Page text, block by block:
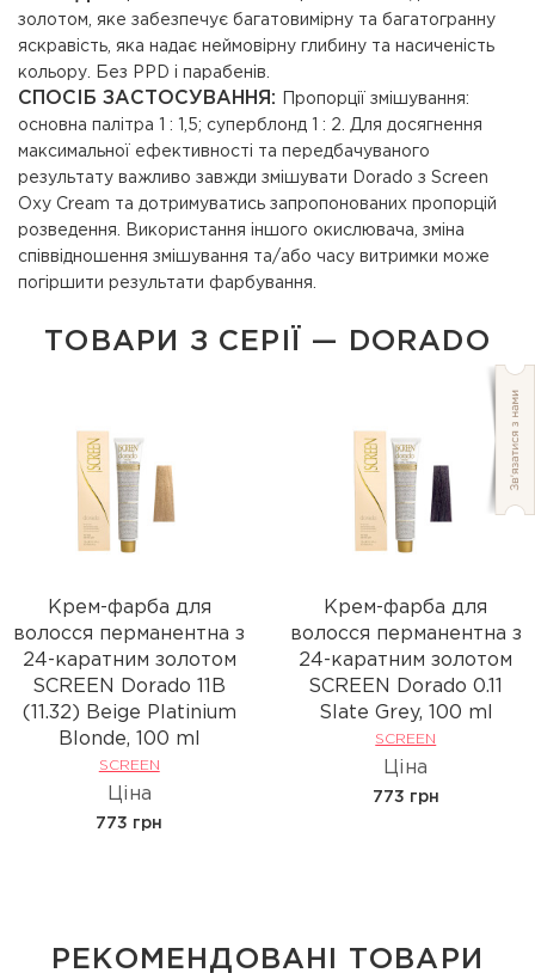
золотом, яке забезпечує багатовимірну та багатогранну
яскравість, яка надає неймовірну глибину та насиченість
кольору. Без PPD і парабенів.
СПОСІБ ЗАСТОСУВАННЯ:
Пропорції змішування:
основна палітра 1 : 1,5; суперблонд 1 : 2. Для досягнення
максимальної ефективності та передбачуваного
результату важливо завжди змішувати Dorado з Screen
Oxy Cream та дотримуватись запропонованих пропорцій
розведення. Використання іншого окислювача, зміна
співвідношення змішування та/або часу витримки може
погіршити результати фарбування.
ТОВАРИ З СЕРІЇ — DORADO
Крем-фарба для
волосся перманентна з
24-каратним золотом
SCREEN Dorado 11B
(11.32) Beige Platinium
Вlonde, 100 ml
SCREEN
Ціна
773 грн
Крем-фарба для
волосся перманентна з
24-каратним золотом
SCREEN Dorado 0.11
Slate Grey, 100 ml
SCREEN
Ціна
773 грн
РЕКОМЕНДОВАНІ ТОВАРИ